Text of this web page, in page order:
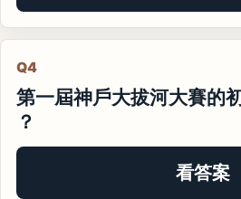
Q4
第一屆神戶大拔河大賽的
？
看答案